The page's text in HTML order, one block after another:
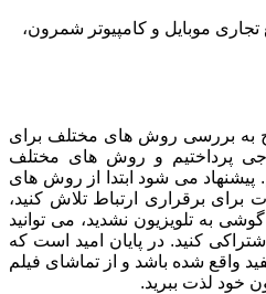
موبایل و کامپیوتر شمرون،
به بررسی روش های مختلف برای
جی پرداختیم و روش های مختلف
پیشنهاد می شود ابتدا از روش های
برای برقراری ارتباط تلاش کنید،
به تلویزیون نشدید، می توانید
کنید. در پایان امید است که
واقع شده باشد و از تماشای فیلم
خود لذت ببرید.